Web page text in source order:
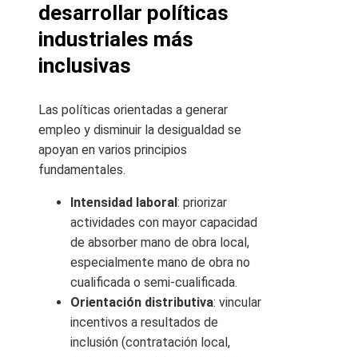
desarrollar políticas
industriales más
inclusivas
Las políticas orientadas a generar
empleo y disminuir la desigualdad se
apoyan en varios principios
fundamentales.
Intensidad laboral : priorizar
actividades con mayor capacidad
de absorber mano de obra local,
especialmente mano de obra no
cualificada o semi‑cualificada.
Orientación distributiva: vincular
incentivos a resultados de
inclusión (contratación local,